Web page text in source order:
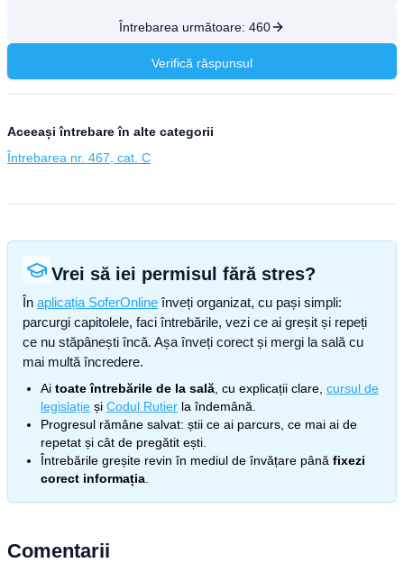
Întrebarea următoare: 460
Verifică răspunsul
Aceeași întrebare în alte categorii
Întrebarea nr. 467, cat. C
Vrei să iei permisul fără stres?
În aplicația SoferOnline înveți organizat, cu pași simpli:
parcurgi capitolele, faci întrebările, vezi ce ai greșit și repeți
ce nu stăpânești încă. Așa înveți corect și mergi la sală cu
mai multă încredere.
Ai toate întrebările de la sală , cu explicații clare, cursul de
legislație și Codul Rutier la îndemână.
Progresul rămâne salvat: știi ce ai parcurs, ce mai ai de
repetat și cât de pregătit ești.
Întrebările greșite revin în mediul de învățare până fixezi
corect informația
Comentarii